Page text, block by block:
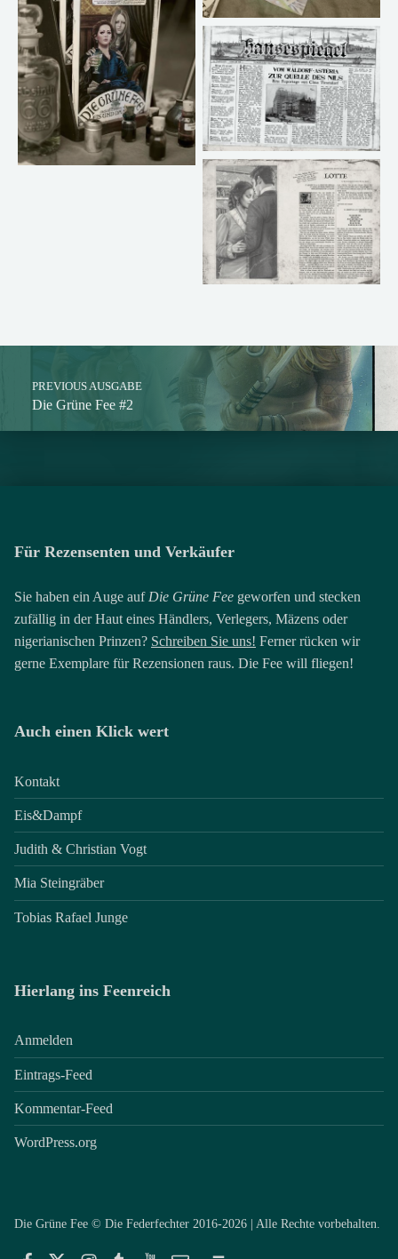
Post navigation
PREVIOUS AUSGABE
Die Grüne Fee #2
Für Rezensenten und Verkäufer
Sie haben ein Auge auf Die Grüne Fee geworfen und stecken
zufällig in der Haut eines Händlers, Verlegers, Mäzens oder
nigerianischen Prinzen? Schreiben Sie uns! Ferner rücken wir
gerne Exemplare für Rezensionen raus. Die Fee will fliegen!
Auch einen Klick wert
Kontakt
Eis&Dampf
Judith & Christian Vogt
Mia Steingräber
Tobias Rafael Junge
Hierlang ins Feenreich
Anmelden
Eintrags-Feed
Kommentar-Feed
WordPress.org
Die Grüne Fee © Die Federfechter 2016-2026 | Alle Rechte vorbehalten.